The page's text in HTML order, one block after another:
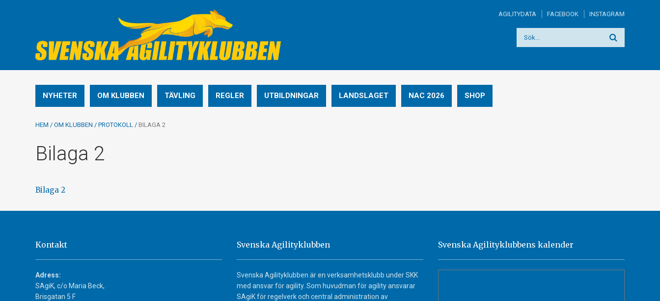
AGILITYDATA FACEBOOK INSTAGRAM
NYHETER OM KLUBBEN TÄVLING REGLER UTBILDNINGAR LANDSLAGET NAC 2026 SHOP
HEM / OM KLUBBEN / PROTOKOLL / BILAGA 2
Bilaga 2
Bilaga 2
Kontakt
Adress:
SAgiK, c/o Maria Beck,
Brisgatan 5 F
Svenska Agilityklubben
Svenska Agilityklubben är en verksamhetsklubb under SKK
med ansvar för agility. Som huvudman för agility ansvarar
SAgiK för regelverk och central administration av
Svenska Agilityklubbens kalender